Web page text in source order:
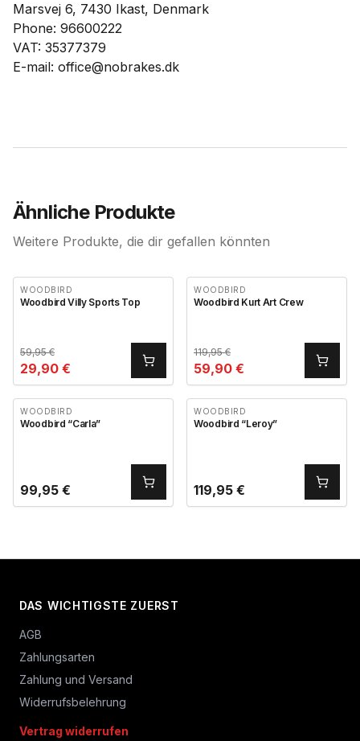
Marsvej 6, 7430 Ikast, Denmark
Phone: 96600222
VAT: 35377379
E-mail: office@nobrakes.dk
Ähnliche Produkte
Weitere Produkte, die dir gefallen könnten
WOODBIRD
Woodbird Villy Sports Top
59,95€
29,90 €
WOODBIRD
Woodbird Kurt Art Crew
119,95€
59,90 €
WOODBIRD
Woodbird “Carla”
99,95 €
WOODBIRD
Woodbird “Leroy”
119,95 €
DAS WICHTIGSTE ZUERST
AGB
Zahlungsarten
Zahlung und Versand
Widerrufsbelehrung
Vertrag widerrufen